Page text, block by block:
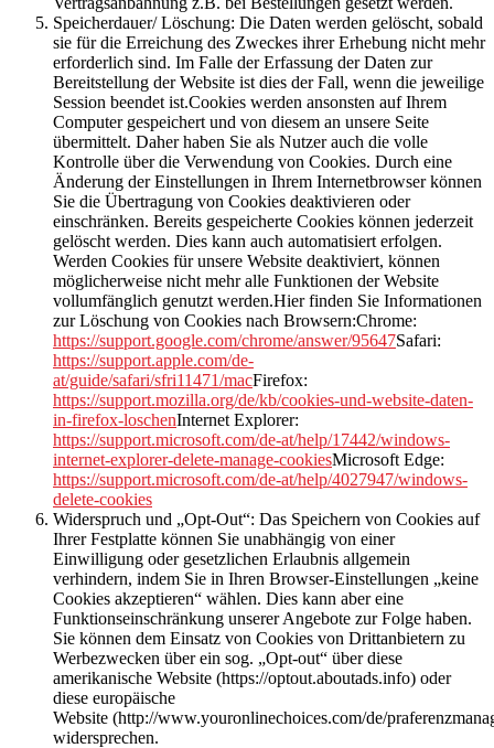
Speicherdauer/ Löschung: Die Daten werden gelöscht, sobald
sie für die Erreichung des Zweckes ihrer Erhebung nicht mehr
erforderlich sind. Im Falle der Erfassung der Daten zur
Bereitstellung der Website ist dies der Fall, wenn die jeweilige
Session beendet ist.Cookies werden ansonsten auf Ihrem
Computer gespeichert und von diesem an unsere Seite
übermittelt. Daher haben Sie als Nutzer auch die volle
Kontrolle über die Verwendung von Cookies. Durch eine
Änderung der Einstellungen in Ihrem Internetbrowser können
Sie die Übertragung von Cookies deaktivieren oder
einschränken. Bereits gespeicherte Cookies können jederzeit
gelöscht werden. Dies kann auch automatisiert erfolgen.
Werden Cookies für unsere Website deaktiviert, können
möglicherweise nicht mehr alle Funktionen der Website
vollumfänglich genutzt werden.Hier finden Sie Informationen
zur Löschung von Cookies nach Browsern:Chrome:
https://support.google.com/chrome/answer/95647Safari:
https://support.apple.com/de-
at/guide/safari/sfri11471/macFirefox:
https://support.mozilla.org/de/kb/cookies-und-website-daten-
in-firefox-loschenInternet Explorer:
https://support.microsoft.com/de-at/help/17442/windows-
internet-explorer-delete-manage-cookiesMicrosoft Edge:
https://support.microsoft.com/de-at/help/4027947/windows-
delete-cookies
Widerspruch und „Opt-Out“: Das Speichern von Cookies auf
Ihrer Festplatte können Sie unabhängig von einer
Einwilligung oder gesetzlichen Erlaubnis allgemein
verhindern, indem Sie in Ihren Browser-Einstellungen „keine
Cookies akzeptieren“ wählen. Dies kann aber eine
Funktionseinschränkung unserer Angebote zur Folge haben.
Sie können dem Einsatz von Cookies von Drittanbietern zu
Werbezwecken über ein sog. „Opt-out“ über diese
amerikanische Website (https://optout.aboutads.info) oder
diese europäische
Website (http://www.youronlinechoices.com/de/
widersprechen.